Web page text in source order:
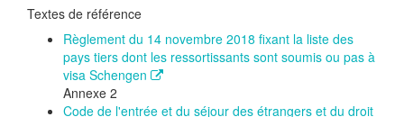
Textes de référence
Règlement du 14 novembre 2018 fixant la liste des
pays tiers dont les ressortissants sont soumis ou pas à
visa Schengen
Annexe 2
Code de l'entrée et du séjour des étrangers et du droit